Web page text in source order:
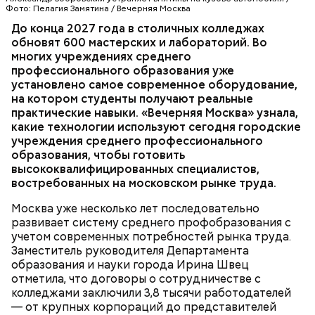
Фото: Пелагия Замятина / Вечерняя Москва
До конца 2027 года в столичных колледжах
обновят 600 мастерских и лабораторий. Во
многих учреждениях среднего
профессионального образования уже
установлено самое современное оборудование,
на котором студенты получают реальные
практические навыки. «Вечерняя Москва» узнала,
какие технологии используют сегодня городские
учреждения среднего профессионального
образования, чтобы готовить
высококвалифицированных специалистов,
востребованных на московском рынке труда.
Москва уже несколько лет последовательно
развивает систему среднего профобразования с
учетом современных потребностей рынка труда.
Заместитель руководителя Департамента
образования и науки города Ирина Швец
отметила, что договоры о сотрудничестве с
колледжами заключили 3,8 тысячи работодателей
— от крупных корпораций до представителей
— С учетом их запросов обновлены все
образовательные программы, а практика теперь
занимает не менее 70 процентов учебного
времени, — рассказала она. — Чтобы повысить
качество обучения, мы переоснастили полторы
тысячи мастерских и лабораторий. Ирина Швец
сообщила, что к 2031 году планируется полностью
обновить инфраструктуру городских колледжей, в
том числе — построить семь новых, где будут
обучаться более 60 тысяч студентов.
ОБРАЗОВАНИЕ МОСКВА КОЛЛЕДЖИ
— Увидев, как здесь все устроено, послушав
рассказы режиссеров, актеров, я по-другому стала
смотреть на кинематограф. Думаю, что мне было
бы интересно побыть за кадром, например в
Мария добавила, что здесь она увидела:
киношники работают многозадачно, что отлично
подошло бы ей по складу ума и характера.
Возведение в Москве социальных объектов
соответствует целям и инициативам
национального проекта
жизни».